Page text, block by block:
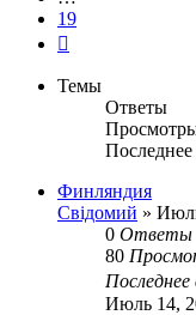
19
Темы
Ответы
Финляндия
Свідомий »
0 Ответы
80
Июль 14,